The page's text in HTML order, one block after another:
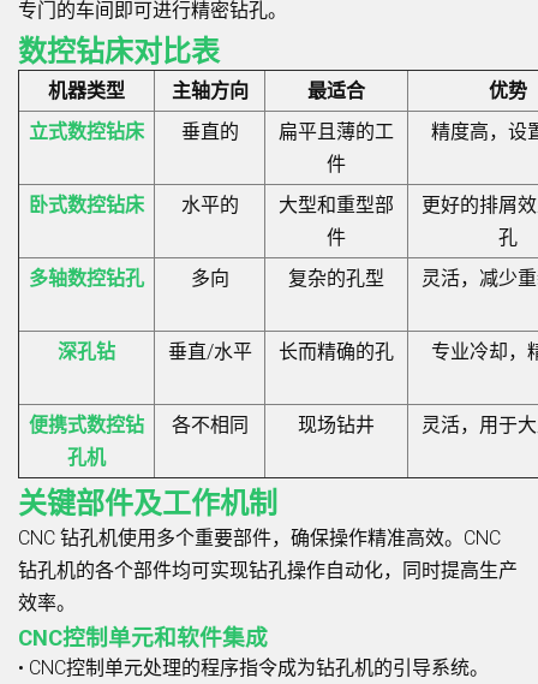
专门的车间即可进行精密钻孔。
数控钻床对比表
机器类型 主轴方向 最适合
优势
立式数控钻床
垂直的
扁平且薄的工
件
精度高，设
卧式数控钻床 水平的
大型和重型部
件
更好的排屑
孔
多轴数控钻孔
多向 复杂的孔型 灵活，减少
深孔钻 垂直/水平 长而精确的孔 专业冷却，
便携式数控钻
孔机
各不相同 现场钻井 灵活，用于
关键部件及工作机制
CNC 钻孔机使用多个重要部件，确保操作精准高效。CNC
钻孔机的各个部件均可实现钻孔操作自动化，同时提高生产
效率。
CNC控制单元和软件集成
• CNC控制单元处理的程序指令成为钻孔机的引导系统。